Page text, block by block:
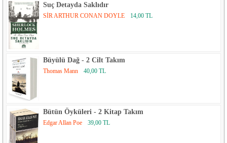
Suç Detayda Saklıdır
SİR ARTHUR CONAN DOYLE 14,00 TL
Büyülü Dağ - 2 Cilt Takım
Thomas Mann 40,00 TL
Bütün Öyküleri - 2 Kitap Takım
Edgar Allan Poe 39,00 TL